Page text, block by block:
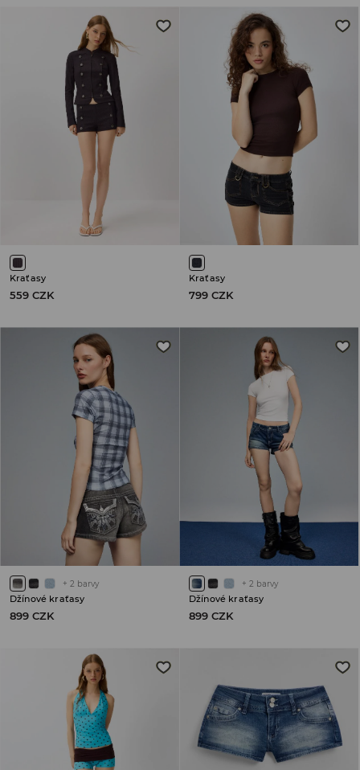
Kraťasy
559 CZK
Kraťasy
799 CZK
+ 2 barvy
Džínové kraťasy
899 CZK
+ 2 barvy
Džínové kraťasy
899 CZK